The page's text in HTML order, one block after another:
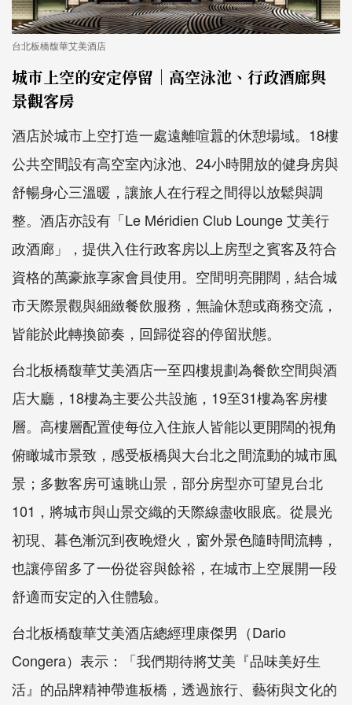
台北板橋馥華艾美酒店
城市上空的安定停留｜高空泳池、行政酒廊與
景觀客房
酒店於城市上空打造一處遠離喧囂的休憩場域。18樓
公共空間設有高空室內泳池、24小時開放的健身房與
舒暢身心三溫暖，讓旅人在行程之間得以放鬆與調
整。酒店亦設有「Le Méridien Club Lounge 艾美行
政酒廊」，提供入住行政客房以上房型之賓客及符合
資格的萬豪旅享家會員使用。空間明亮開闊，結合城
市天際景觀與細緻餐飲服務，無論休憩或商務交流，
皆能於此轉換節奏，回歸從容的停留狀態。
台北板橋馥華艾美酒店一至四樓規劃為餐飲空間與酒
店大廳，18樓為主要公共設施，19至31樓為客房樓
層。高樓層配置使每位入住旅人皆能以更開闊的視角
俯瞰城市景致，感受板橋與大台北之間流動的城市風
景；多數客房可遠眺山景，部分房型亦可望見台北
101，將城市與山景交織的天際線盡收眼底。從晨光
初現、暮色漸沉到夜晚燈火，窗外景色隨時間流轉，
也讓停留多了一份從容與餘裕，在城市上空展開一段
舒適而安定的入住體驗。
台北板橋馥華艾美酒店總經理康傑男（Dario
Congera）表示：「我們期待將艾美『品味美好生
活』的品牌精神帶進板橋，透過旅行、藝術與文化的